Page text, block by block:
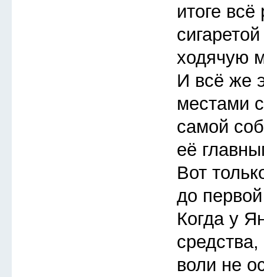
итоге
ходячую
И всё же
местами
самой
её
Вот
до
Когда у
воли не